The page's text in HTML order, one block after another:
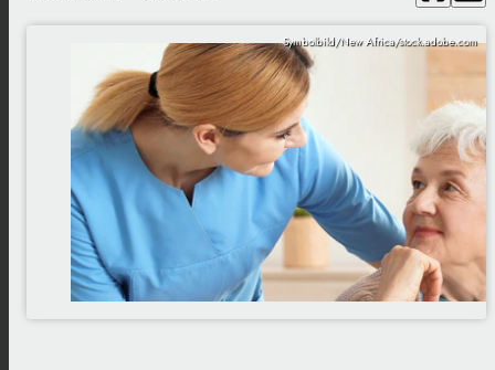
Symbolbild/New Africa/stock.adobe.com